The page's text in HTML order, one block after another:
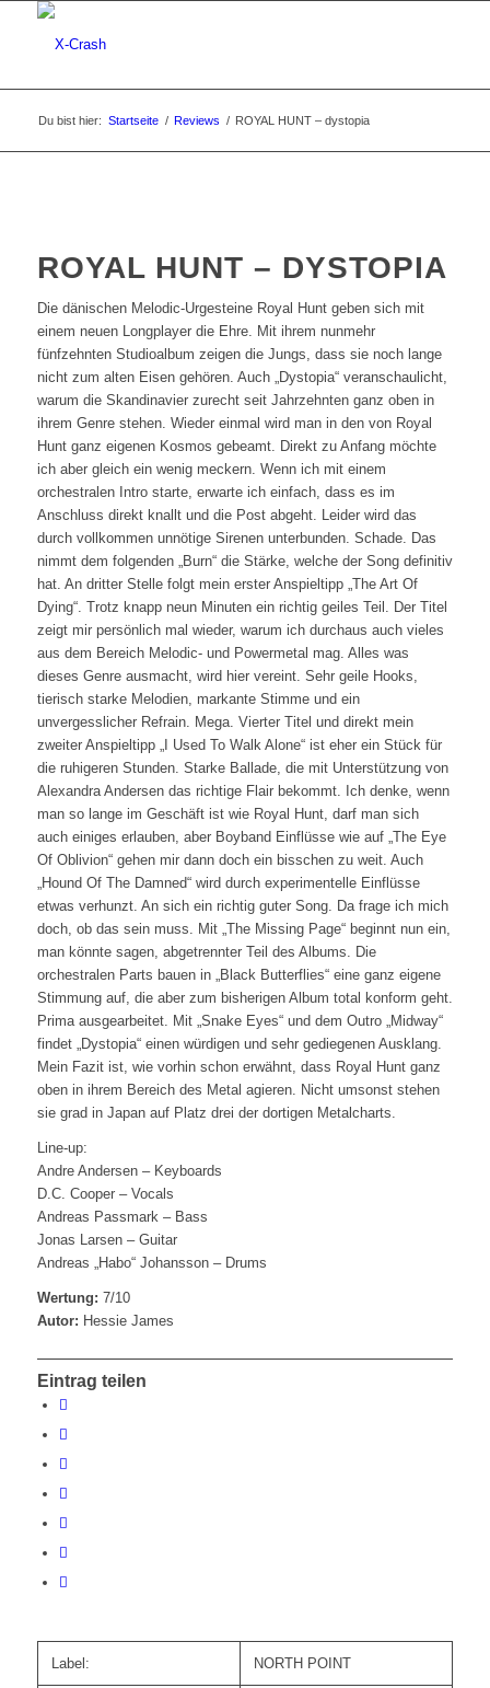
Du bist hier: Startseite / Reviews / ROYAL HUNT – dystopia
ROYAL HUNT – DYSTOPIA
Die dänischen Melodic-Urgesteine Royal Hunt geben sich mit
einem neuen Longplayer die Ehre. Mit ihrem nunmehr
fünfzehnten Studioalbum zeigen die Jungs, dass sie noch lange
nicht zum alten Eisen gehören. Auch „Dystopia“ veranschaulicht,
warum die Skandinavier zurecht seit Jahrzehnten ganz oben in
ihrem Genre stehen. Wieder einmal wird man in den von Royal
Hunt ganz eigenen Kosmos gebeamt. Direkt zu Anfang möchte
ich aber gleich ein wenig meckern. Wenn ich mit einem
orchestralen Intro starte, erwarte ich einfach, dass es im
Anschluss direkt knallt und die Post abgeht. Leider wird das
durch vollkommen unnötige Sirenen unterbunden. Schade. Das
nimmt dem folgenden „Burn“ die Stärke, welche der Song definitiv
hat. An dritter Stelle folgt mein erster Anspieltipp „The Art Of
Dying“. Trotz knapp neun Minuten ein richtig geiles Teil. Der Titel
zeigt mir persönlich mal wieder, warum ich durchaus auch vieles
aus dem Bereich Melodic- und Powermetal mag. Alles was
dieses Genre ausmacht, wird hier vereint. Sehr geile Hooks,
tierisch starke Melodien, markante Stimme und ein
unvergesslicher Refrain. Mega. Vierter Titel und direkt mein
zweiter Anspieltipp „I Used To Walk Alone“ ist eher ein Stück für
die ruhigeren Stunden. Starke Ballade, die mit Unterstützung von
Alexandra Andersen das richtige Flair bekommt. Ich denke, wenn
man so lange im Geschäft ist wie Royal Hunt, darf man sich
auch einiges erlauben, aber Boyband Einflüsse wie auf „The Eye
Of Oblivion“ gehen mir dann doch ein bisschen zu weit. Auch
„Hound Of The Damned“ wird durch experimentelle Einflüsse
etwas verhunzt. An sich ein richtig guter Song. Da frage ich mich
doch, ob das sein muss. Mit „The Missing Page“ beginnt nun ein,
man könnte sagen, abgetrennter Teil des Albums. Die
orchestralen Parts bauen in „Black Butterflies“ eine ganz eigene
Stimmung auf, die aber zum bisherigen Album total konform geht.
Prima ausgearbeitet. Mit „Snake Eyes“ und dem Outro „Midway“
findet „Dystopia“ einen würdigen und sehr gediegenen Ausklang.
Mein Fazit ist, wie vorhin schon erwähnt, dass Royal Hunt ganz
oben in ihrem Bereich des Metal agieren. Nicht umsonst stehen
sie grad in Japan auf Platz drei der dortigen Metalcharts.
Line-up:
Andre Andersen – Keyboards
D.C. Cooper – Vocals
Andreas Passmark – Bass
Jonas Larsen – Guitar
Andreas „Habo“ Johansson – Drums
Wertung: 7/10
Autor: Hessie James
Eintrag teilen
Label: NORTH POINT